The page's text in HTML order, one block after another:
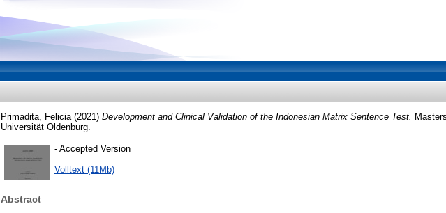
Primadita, Felicia (2021) Development and Clinical Validation of the Indonesian Matrix Sentence Test.
Universität Oldenburg.
- Accepted Version
Volltext (11Mb)
Abstract